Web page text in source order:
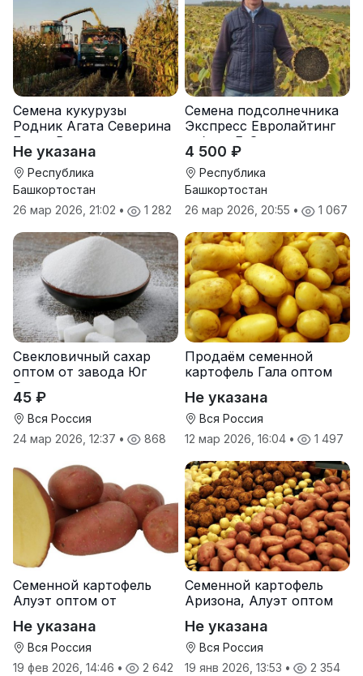
Семена кукурузы
Родник Агата Северина
Берта Вилора
Прохладненский Дарина
Росс Машук Катерина
Не указана
Республика
Башкортостан
26 мар 2026, 21:02 • 1 282
Семена подсолнечника
Экспресс Евролайтинг
гибрид F-G+
4 500 ₽
Республика
Башкортостан
26 мар 2026, 20:55 • 1 067
Свекловичный сахар
оптом от завода Юг
Руси
45 ₽
Вся Россия
24 мар 2026, 12:37 • 868
Продаём семенной
картофель Гала оптом
Не указана
Вся Россия
12 мар 2026, 16:04 • 1 497
Семенной картофель
Алуэт оптом от
Не указана
Вся Россия
19 фев 2026, 14:46 • 2 642
Семенной картофель
Аризона, Алуэт оптом
Не указана
Вся Россия
19 янв 2026, 13:53 • 2 354